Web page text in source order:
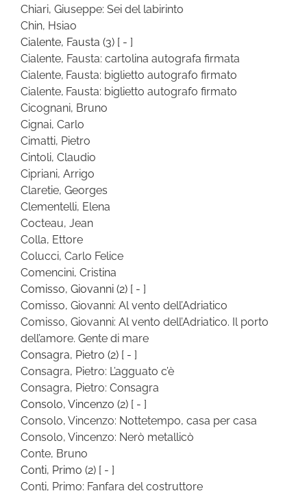
Chiari, Giuseppe: Sei del labirinto
Chin, Hsiao
Cialente, Fausta (3) [ - ]
Cialente, Fausta: cartolina autografa firmata
Cialente, Fausta: biglietto autografo firmato
Cialente, Fausta: biglietto autografo firmato
Cicognani, Bruno
Cignai, Carlo
Cimatti, Pietro
Cintoli, Claudio
Cipriani, Arrigo
Claretie, Georges
Clementelli, Elena
Cocteau, Jean
Colla, Ettore
Colucci, Carlo Felice
Comencini, Cristina
Comisso, Giovanni (2) [ - ]
Comisso, Giovanni: Al vento dell’Adriatico
Comisso, Giovanni: Al vento dell’Adriatico. Il porto
dell’amore. Gente di mare
Consagra, Pietro (2) [ - ]
Consagra, Pietro: L’agguato c’è
Consagra, Pietro: Consagra
Consolo, Vincenzo (2) [ - ]
Consolo, Vincenzo: Nottetempo, casa per casa
Consolo, Vincenzo: Nerò metallicò
Conte, Bruno
Conti, Primo (2) [ - ]
Conti, Primo: Fanfara del costruttore